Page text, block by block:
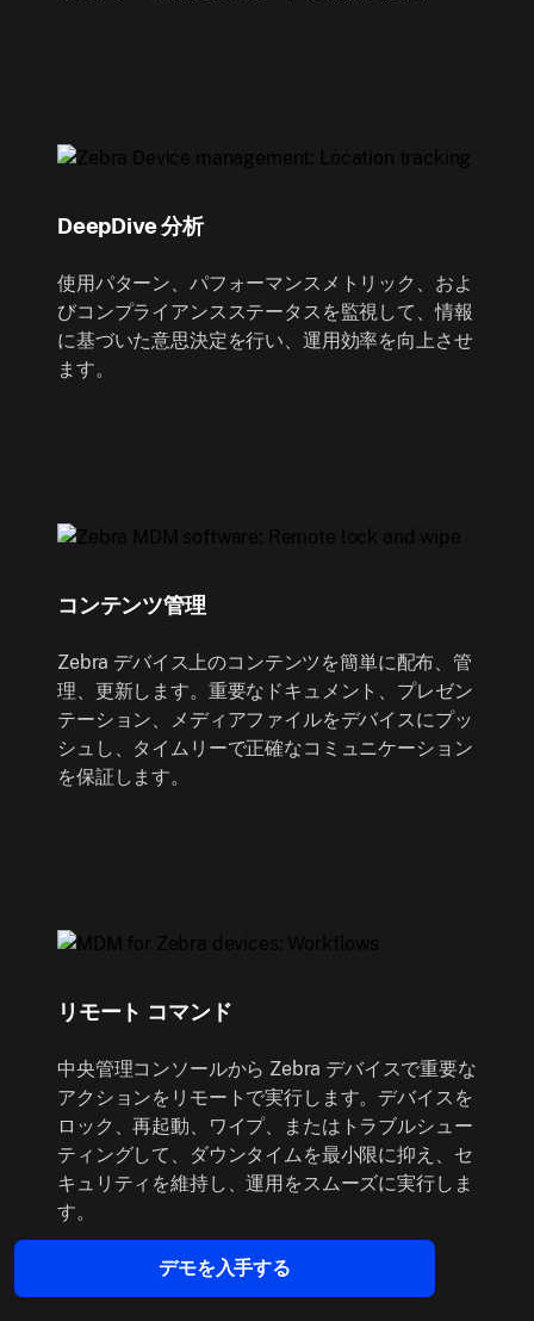
DeepDive 分析
使用パターン、パフォーマンスメトリック、およ
びコンプライアンスステータスを監視して、情報
に基づいた意思決定を行い、運用効率を向上させ
ます。
コンテンツ管理
Zebra デバイス上のコンテンツを簡単に配布、管
理、更新します。重要なドキュメント、プレゼン
テーション、メディアファイルをデバイスにプッ
シュし、タイムリーで正確なコミュニケーション
を保証します。
リモート コマンド
中央管理コンソールから Zebra デバイスで重要な
アクションをリモートで実行します。デバイスを
ロック、再起動、ワイプ、またはトラブルシュー
ティングして、ダウンタイムを最小限に抑え、セ
キュリティを維持し、運用をスムーズに実行しま
す。
デモを入手する